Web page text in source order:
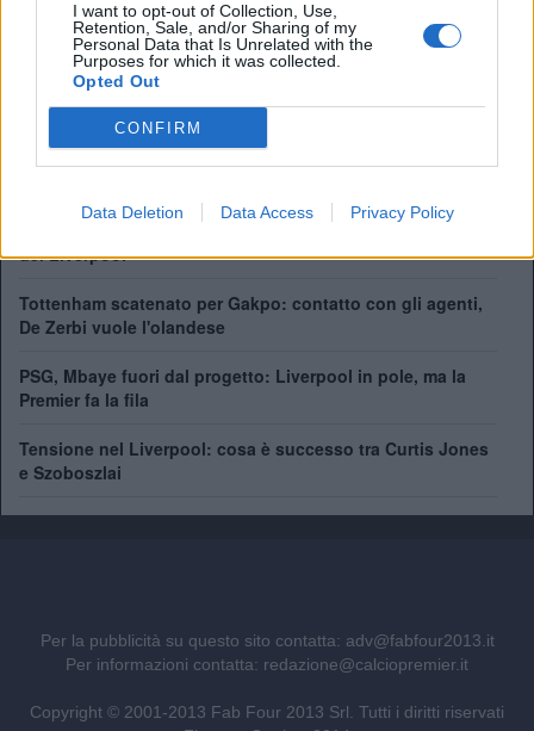
I want to opt-out of Collection, Use,
Retention, Sale, and/or Sharing of my
Personal Data that Is Unrelated with the
Purposes for which it was collected.
Opted Out
CONFIRM
Data Deletion Data Access Privacy Policy
FA Community Shield:16
Champions League:6
Supercoppa Europea:4
Coppa del Mondo per Club:
del Liverpool
Tottenham scatenato per Gakpo: contatto con gli agenti,
De Zerbi vuole l'olandese
PSG, Mbaye fuori dal progetto: Liverpool in pole, ma la
Premier fa la fila
Tensione nel Liverpool: cosa è successo tra Curtis Jones
e Szoboszlai
Per la pubblicità su questo sito contatta: adv@fabfour2013.it
Per informazioni contatta: redazione@calciopremier.it
Copyright © 2001-2013 Fab Four 2013 Srl. Tutti i diritti riservati